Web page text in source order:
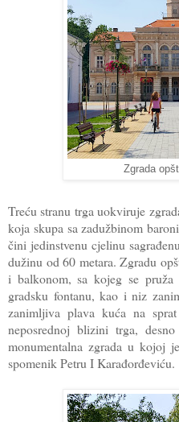
Zgrada
Treću stranu trga uokviruje
koja skupa sa zadužbinom
čini jedinstvenu cjelinu
dužinu od 60 metara. Zgradu
i balkonom, sa kojeg se
gradsku fontanu, kao i niz
zanimljiva plava kuća na
neposrednoj blizini trga,
monumentalna zgrada u kojoj
spomenik Petru I Karađorđeviću.